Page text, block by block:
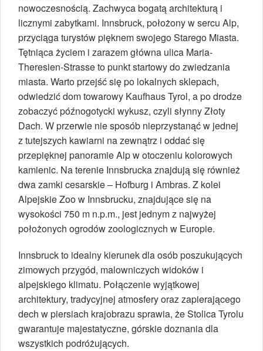
nowoczesnością. Zachwyca bogatą architekturą i
licznymi zabytkami. Innsbruck, położony w sercu Alp,
przyciąga turystów pięknem swojego Starego Miasta.
Tętniąca życiem i zarazem główna ulica Maria-
Theresien-Strasse to punkt startowy do zwiedzania
miasta. Warto przejść się po lokalnych sklepach,
odwiedzić dom towarowy Kaufhaus Tyrol, a po drodze
zobaczyć późnogotycki wykusz, czyli słynny Złoty
Dach. W przerwie nie sposób nieprzystanąć w jednej
z tutejszych kawiarni na zewnątrz i oddać się
przepięknej panoramie Alp w otoczeniu kolorowych
kamienic. Na terenie Innsbrucka znajdują się również
dwa zamki cesarskie – Hofburg i Ambras. Z kolei
Alpejskie Zoo w Innsbrucku, znajdujące się na
wysokości 750 m n.p.m., jest jednym z najwyżej
położonych ogrodów zoologicznych w Europie.
Innsbruck to idealny kierunek dla osób poszukujących
zimowych przygód, malowniczych widoków i
alpejskiego klimatu. Połączenie wyjątkowej
architektury, tradycyjnej atmosfery oraz zapierającego
dech w piersiach krajobrazu sprawia, że Stolica Tyrolu
gwarantuje majestatyczne, górskie doznania dla
wszystkich podróżujących.